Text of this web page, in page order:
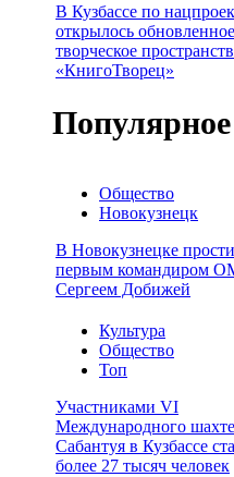
В Кузбассе по
открылось обновленное
творческое
«КнигоТворец»
Общество
Новокузнецк
В Новокузнецке
первым командиром
Сергеем Добижей
Культура
Общество
Топ
Участниками VI
Международного
Сабантуя в Кузбассе
более 27 тысяч человек